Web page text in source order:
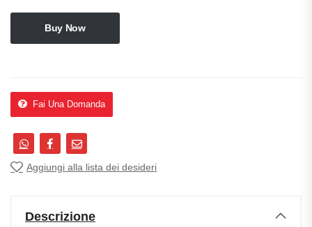
Buy Now
Fai Una Domanda
Aggiungi alla lista dei desideri
Descrizione